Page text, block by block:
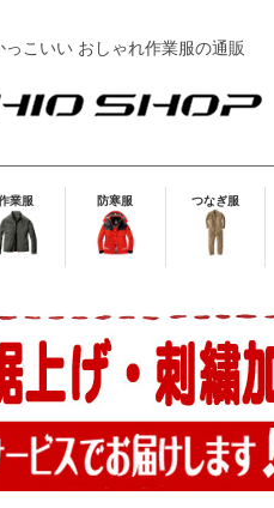
こいい おしゃれ作業服の通販
業服 防寒服 つなぎ服